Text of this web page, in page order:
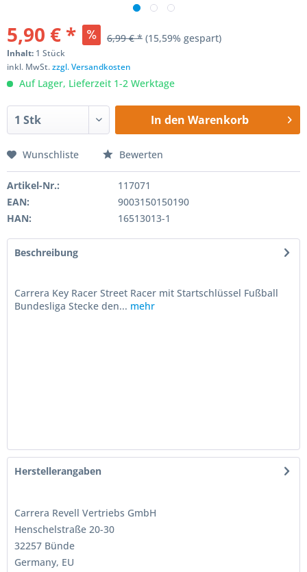
5,90 € * 6,99 € * (15,59% gespart)
Inhalt: 1 Stück
inkl. MwSt.zzgl. Versandkosten
Auf Lager, Lieferzeit 1-2 Werktage
In den Warenkorb
Wunschliste Bewerten
Artikel-Nr.:
117071
EAN:
9003150150190
HAN:
16513013-1
Beschreibung
Carrera Key Racer Street Racer mit Startschlüssel Fußball
Bundesliga Stecke den... mehr
Herstellerangaben
Carrera Revell Vertriebs GmbH
Henschelstraße 20-30
32257 Bünde
Germany, EU